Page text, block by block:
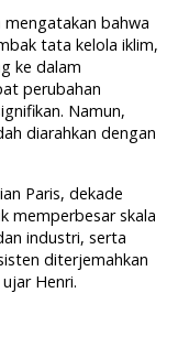
bahwa
tata kelola iklim,
ke dalam
perubahan
Namun,
diarahkan dengan
Paris, dekade
memperbesar skala
industri, serta
diterjemahkan
Henri.